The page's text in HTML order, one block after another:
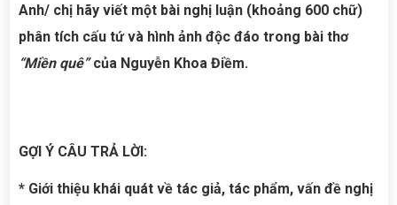
Anh/ chị hãy viết một bài nghị luận (khoảng 600 chữ)
phân tích cấu tứ và hình ảnh độc đáo trong bài thơ
“Miền quê”của Nguyễn Khoa Điềm.
GỢI Ý CÂU TRẢ LỜI:
* Giới thiệu khái quát về tác giả, tác phẩm, vấn đề nghị